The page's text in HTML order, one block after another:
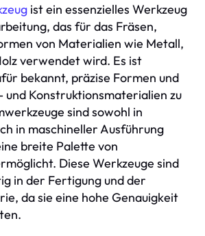
ist ein essenzielles Werkzeug
das für das Fräsen,
von Materialien wie Metall,
verwendet wird. Es ist
bekannt, präzise Formen und
und Konstruktionsmaterialien zu
sind sowohl in
in maschineller Ausführung
breite Palette von
Diese Werkzeuge sind
in der Fertigung und der
da sie eine hohe Genauigkeit